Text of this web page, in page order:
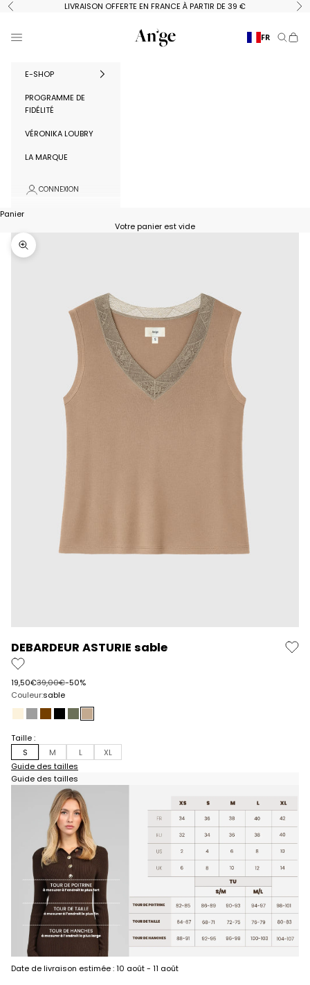
Passer au contenu
Précédent LIVRAISON OFFERTE EN FRANCE À PARTIR DE 39 €
Ange Paris
Menu FR
E-SHOP
PROGRAMME DE
FIDÉLITÉ
VÉRONIKA LOUBRY
LA MARQUE
CONNEXION
Panier
Votre panier est vide
Zoomer sur l'image
DEBARDEUR ASTURIE sable
Prix de vente
19,50€Prix normal
39,00€-50%
Couleur:sable
ecrugrismarron
noirolivesable
Taille :
S
M L
XL
Guide des tailles
Guide des tailles
Date de livraison estimée :10 août - 11 août